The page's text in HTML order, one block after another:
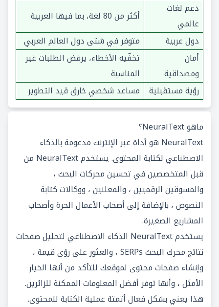
دعم لغات
عالمي
أكثر من 80 لغة، بما فيها العربية
دول عربية
متوفر في شتى دول العالم العربي
أمان
ومصداقية
تخفّيه الأخطاء، يرفض الطلبات غير
المناسبة
رؤية مستقبلية
مساعد شخصي خارق قيد التطوير
ماهو NeuralText؟
NeuralText هو أداة عبر الإنترنت مدعومة بالذكاء
الاصطناعي لكتابة المحتوى. يستخدم NeuralText من
قبل المتخصصين في تحسين محركات البحث ،
والمسوقين الرقميين ، والمعلنين ، ووكالات كتابة
النصوص ، بالإضافة إلى أصحاب الأعمال الحرة وأصحاب
المشاريع الصغيرة.
يستخدم NeuralText الذكاء الاصطناعي لتحليل صفحات
نتائج محرك البحث SERPs ، والعثور على رؤى قيمة ،
وإنشاء صفحات محتوى لموقعك للتأكد من أنها الخيار
الأمثل ، وأنها توفر أفضل المعلومات الممكنة للزائرين.
هذا يعني بشكل فعال أتمتة عملية الكتابة للمحتوى.